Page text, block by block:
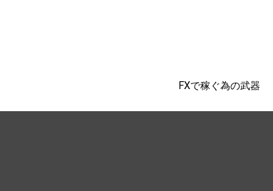
FXで稼ぐ為の武器